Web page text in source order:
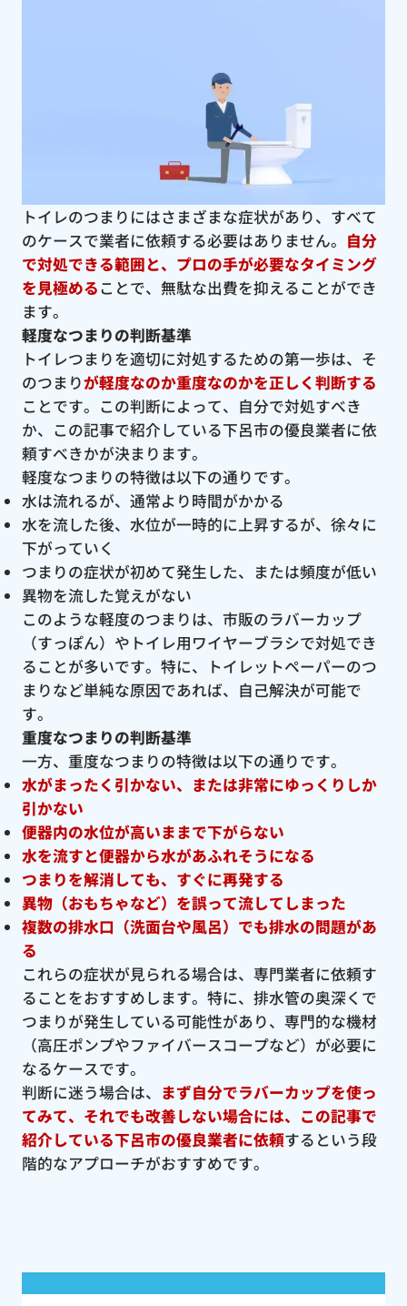
トイレのつまりにはさまざまな症状があり、すべて
のケースで業者に依頼する必要はありません。 自分
で対処できる範囲と、プロの手が必要なタイミング
を見極めることで、無駄な出費を抑えることができ
ます。
軽度なつまりの判断基準
トイレつまりを適切に対処するための第一歩は、そ
のつまりが軽度なのか重度なのかを正しく判断する
ことです。この判断によって、自分で対処すべき
か、この記事で紹介している下呂市の優良業者に依
頼すべきかが決まります。
軽度なつまりの特徴は以下の通りです。
水は流れるが、通常より時間がかかる
水を流した後、水位が一時的に上昇するが、徐々に
下がっていく
つまりの症状が初めて発生した、または頻度が低い
異物を流した覚えがない
このような軽度のつまりは、市販のラバーカップ
（すっぽん）やトイレ用ワイヤーブラシで対処でき
ることが多いです。特に、トイレットペーパーのつ
まりなど単純な原因であれば、自己解決が可能で
す。
重度なつまりの判断基準
一方、重度なつまりの特徴は以下の通りです。
水がまったく引かない、または非常にゆっくりしか
引かない
便器内の水位が高いままで下がらない
水を流すと便器から水があふれそうになる
つまりを解消しても、すぐに再発する
異物（おもちゃなど）を誤って流してしまった
複数の排水口（洗面台や風呂）でも排水の問題があ
る
これらの症状が見られる場合は、専門業者に依頼す
ることをおすすめします。特に、排水管の奥深くで
つまりが発生している可能性があり、専門的な機材
（高圧ポンプやファイバースコープなど）が必要に
なるケースです。
判断に迷う場合は、 まず自分でラバーカップを使っ
てみて、それでも改善しない場合には、この記事で
紹介している下呂市の優良業者に依頼するという段
階的なアプローチがおすすめです。